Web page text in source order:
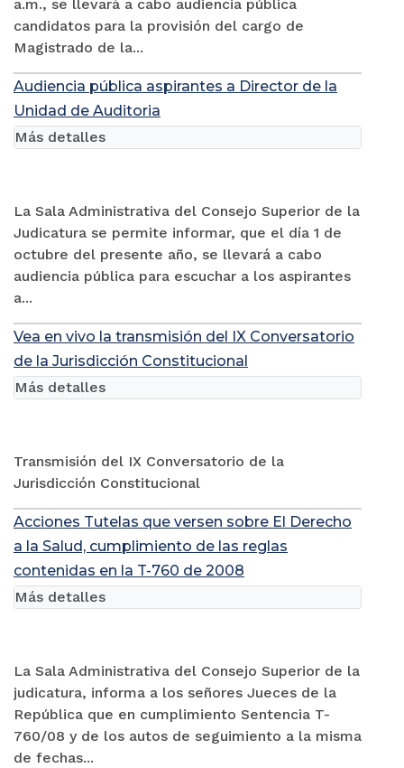
a.m., se llevará a cabo audiencia pública
candidatos para la provisión del cargo de
Magistrado de la...
Audiencia pública aspirantes a Director de la
Unidad de Auditoria
La Sala Administrativa del Consejo Superior de la
Judicatura se permite informar, que el día 1 de
octubre del presente año, se llevará a cabo
audiencia pública para escuchar a los aspirantes
a...
Más detalles
Vea en vivo la transmisión del IX Conversatorio
de la Jurisdicción Constitucional
Transmisión del IX Conversatorio de la
Jurisdicción Constitucional
Más detalles
Acciones Tutelas que versen sobre El Derecho
a la Salud, cumplimiento de las reglas
contenidas en la T-760 de 2008
La Sala Administrativa del Consejo Superior de la
judicatura, informa a los señores Jueces de la
República que en cumplimiento Sentencia T-
760/08 y de los autos de seguimiento a la misma
de fechas...
Más detalles